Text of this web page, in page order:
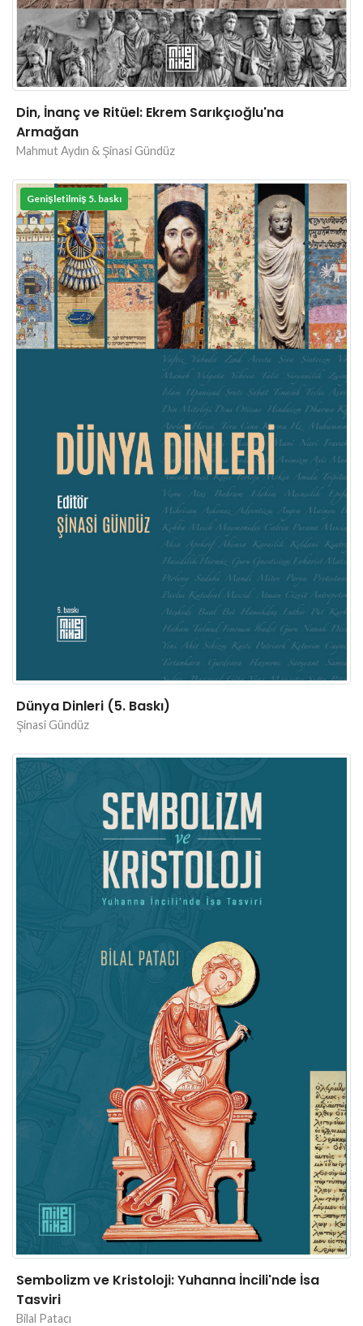
Din, İnanç ve Ritüel: Ekrem Sarıkçıoğlu'na
Armağan
Mahmut Aydın & Şinasi Gündüz
Genişletilmiş 5. baskı
Dünya Dinleri (5. Baskı)
Şinasi Gündüz
Sembolizm ve Kristoloji: Yuhanna İncili'nde İsa
Tasviri
Bilal Patacı